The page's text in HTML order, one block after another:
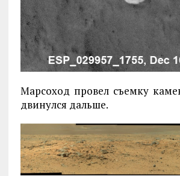
Марсоход провел съемку
двинулся дальше.